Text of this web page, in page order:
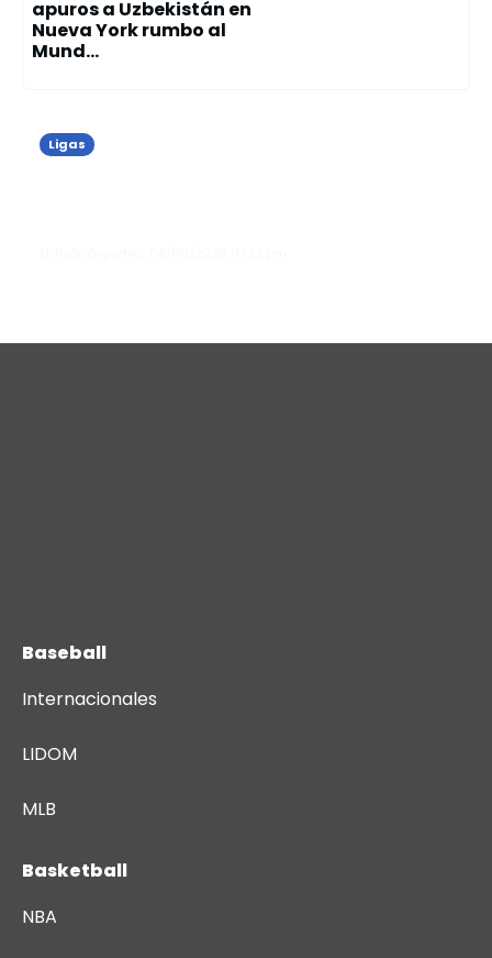
apuros a Uzbekistán en
Nueva York rumbo al
Mund...
Ligas
Baseball
Internacionales
LIDOM
MLB
Basketball
NBA